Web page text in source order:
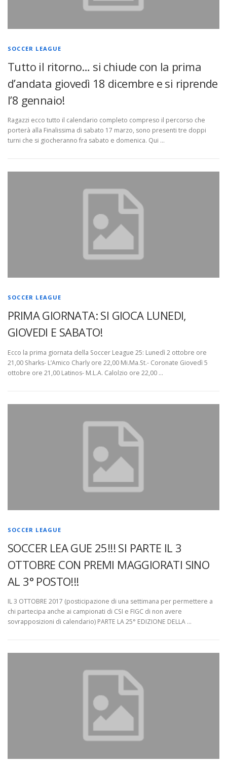
SOCCER LEAGUE
Tutto il ritorno… si chiude con la prima
d’andata giovedì 18 dicembre e si riprende
l’8 gennaio!
Ragazzi ecco tutto il calendario completo compreso il percorso che
porterà alla Finalissima di sabato 17 marzo, sono presenti tre doppi
turni che si giocheranno fra sabato e domenica. Qui …
SOCCER LEAGUE
PRIMA GIORNATA: SI GIOCA LUNEDI,
GIOVEDI E SABATO!
Ecco la prima giornata della Soccer League 25: Lunedì 2 ottobre ore
21,00 Sharks- L’Amico Charly ore 22,00 Mi.Ma.St.- Coronate Giovedì 5
ottobre ore 21,00 Latinos- M.L.A. Calolzio ore 22,00 …
SOCCER LEAGUE
SOCCER LEA GUE 25!!! SI PARTE IL 3
OTTOBRE CON PREMI MAGGIORATI SINO
AL 3° POSTO!!!
IL 3 OTTOBRE 2017 (posticipazione di una settimana per permettere a
chi partecipa anche ai campionati di CSI e FIGC di non avere
sovrapposizioni di calendario) PARTE LA 25° EDIZIONE DELLA …